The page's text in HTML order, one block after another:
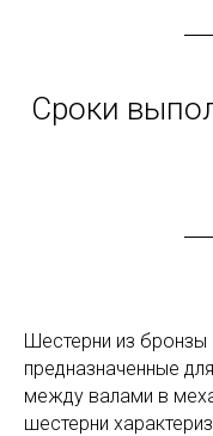
Сроки
Шестерни из бронзы
предназначенные
между валами в
шестерни